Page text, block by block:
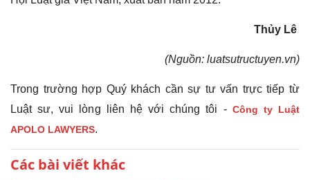
Thủy Lê
(Nguồn: luatsutructuyen.vn)
Trong trường hợp Quý khách cần sự tư vấn trực tiếp từ
Luật sư, vui lòng liên hệ với chúng tôi - Công ty Luật
APOLO LAWYERS.
Các bài viết khác